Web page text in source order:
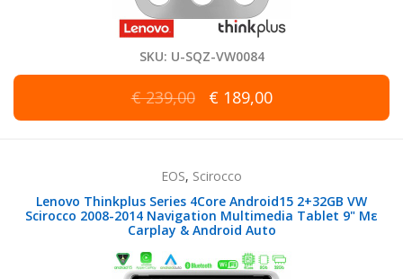
SKU: U-SQZ-VW0084
€ 239,00 € 189,00
EOS, Scirocco
Lenovo Thinkplus Series 4Core Android15 2+32GB VW
Scirocco 2008-2014 Navigation Multimedia Tablet 9" Με
Carplay & Android Auto